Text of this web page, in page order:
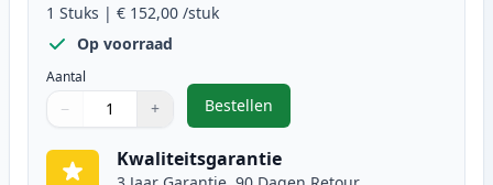
1 Stuks | € 152,00 /stuk
Op voorraad
Aantal
Gebruik de knoppen om aan te passen
− +
1
Bestellen
,Brother TN910M toner magenta
Kwaliteitsgarantie